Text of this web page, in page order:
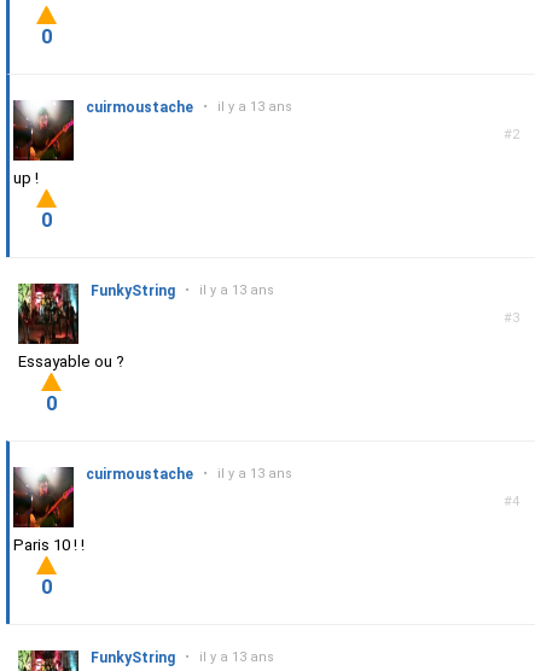
0
#2
cuirmoustache • il y a 13 ans
up !
0
#3
FunkyString • il y a 13 ans
Essayable ou ?
0
#4
cuirmoustache • il y a 13 ans
Paris 10 ! !
0
FunkyString • il y a 13 ans